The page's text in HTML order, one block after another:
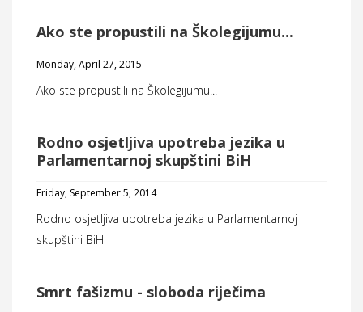
Ako ste propustili na Školegijumu...
Monday, April 27, 2015
Ako ste propustili na Školegijumu...
Rodno osjetljiva upotreba jezika u
Parlamentarnoj skupštini BiH
Friday, September 5, 2014
Rodno osjetljiva upotreba jezika u Parlamentarnoj
skupštini BiH
Smrt fašizmu - sloboda riječima